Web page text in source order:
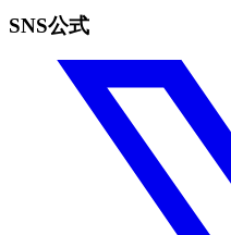
SNS公式